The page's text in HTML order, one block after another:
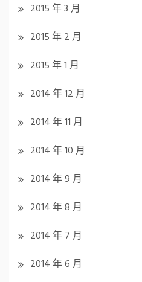
2015 年 3 月
2015 年 2 月
2015 年 1 月
2014 年 12 月
2014 年 11 月
2014 年 10 月
2014 年 9 月
2014 年 8 月
2014 年 7 月
2014 年 6 月